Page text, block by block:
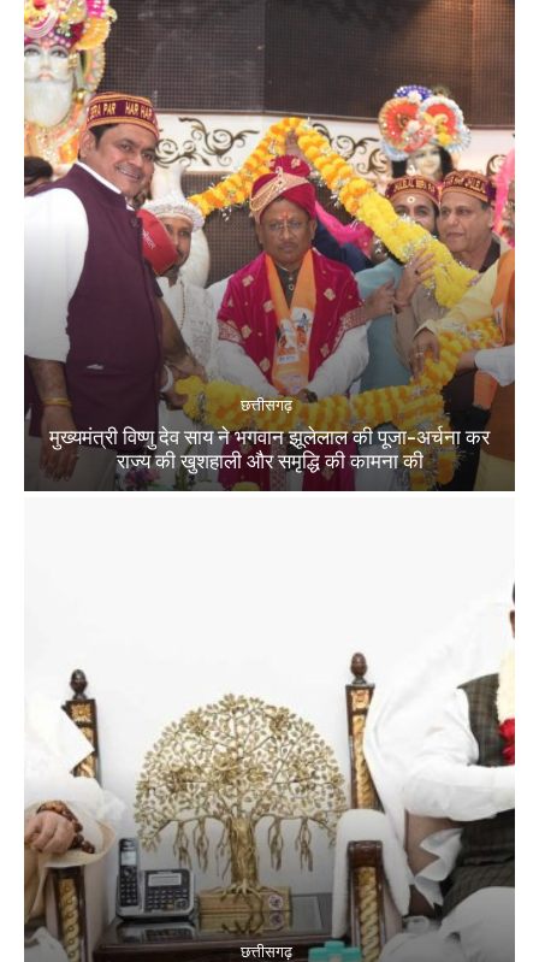
छत्तीसगढ़
मुख्यमंत्री विष्णु देव साय ने भगवान झूलेलाल की पूजा-अर्चना कर
राज्य की खुशहाली और समृद्धि की कामना की
छत्तीसगढ़